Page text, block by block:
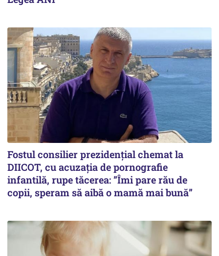
Fostul consilier prezidențial chemat la
DIICOT, cu acuzația de pornografie
infantilă, rupe tăcerea: ”Îmi pare rău de
copii, speram să aibă o mamă mai bună”